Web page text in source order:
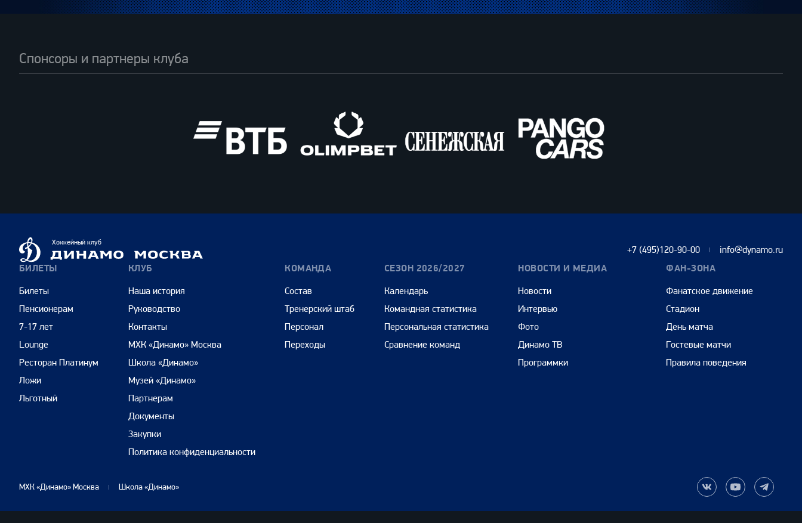
Спонсоры и партнеры клуба
Динамо
Москва
Хоккейный клуб
+7 (495)120-90-00 info@dynamo.ru
БИЛЕТЫ
Билеты
Пенсионерам
7-17 лет
Lounge
Ресторан Платинум
Ложи
Льготный
КЛУБ
Наша история
Руководство
Контакты
МХК «Динамо» Москва
Школа «Динамо»
Музей «Динамо»
Партнерам
Документы
Закупки
Политика конфиденциальности
КОМАНДА
Состав
Тренерский штаб
Персонал
Переходы
СЕЗОН 2026/2027
Календарь
Командная статистика
Персональная статистика
Сравнение команд
НОВОСТИ И МЕДИА
Новости
Интервью
Фото
Динамо ТВ
Программки
ФАН-ЗОНА
Фанатское движение
Стадион
День матча
Гостевые матчи
Правила поведения
МХК «Динамо» Москва Школа «Динамо»
Наша
группа
ВКонтакте
Наш
канал
на
Наш
канал
в